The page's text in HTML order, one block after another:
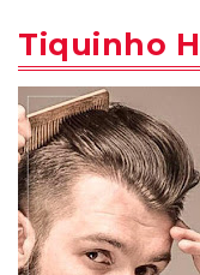
Tiquinho